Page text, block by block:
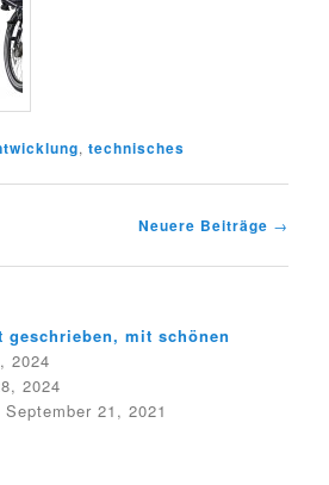
,technisches
Neuere Beiträge →
geschrieben, mit schönen
2024
2024
September 21, 2021